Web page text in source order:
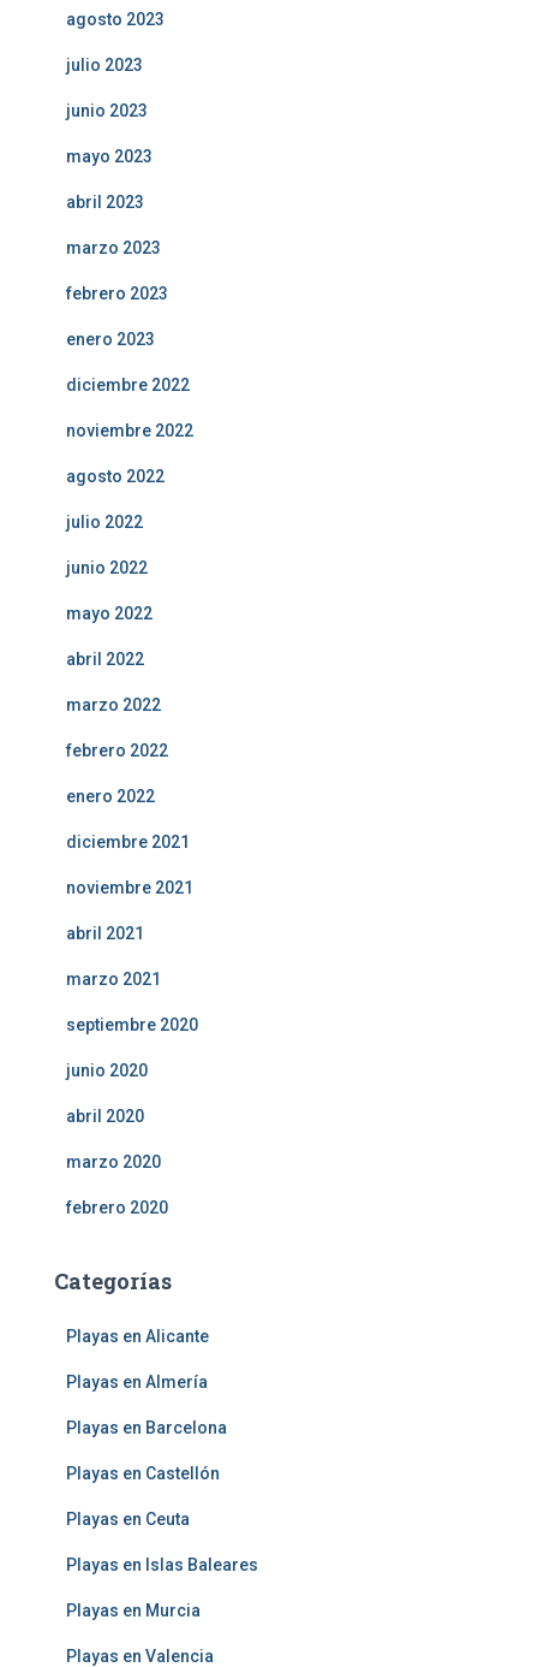
agosto 2023
julio 2023
junio 2023
mayo 2023
abril 2023
marzo 2023
febrero 2023
enero 2023
diciembre 2022
noviembre 2022
agosto 2022
julio 2022
junio 2022
mayo 2022
abril 2022
marzo 2022
febrero 2022
enero 2022
diciembre 2021
noviembre 2021
abril 2021
marzo 2021
septiembre 2020
junio 2020
abril 2020
marzo 2020
febrero 2020
Categorías
Playas en Alicante
Playas en Almería
Playas en Barcelona
Playas en Castellón
Playas en Ceuta
Playas en Islas Baleares
Playas en Murcia
Playas en Valencia